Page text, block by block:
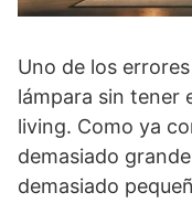
Uno de los
lámpara sin tener
living. Como ya
demasiado
demasiado